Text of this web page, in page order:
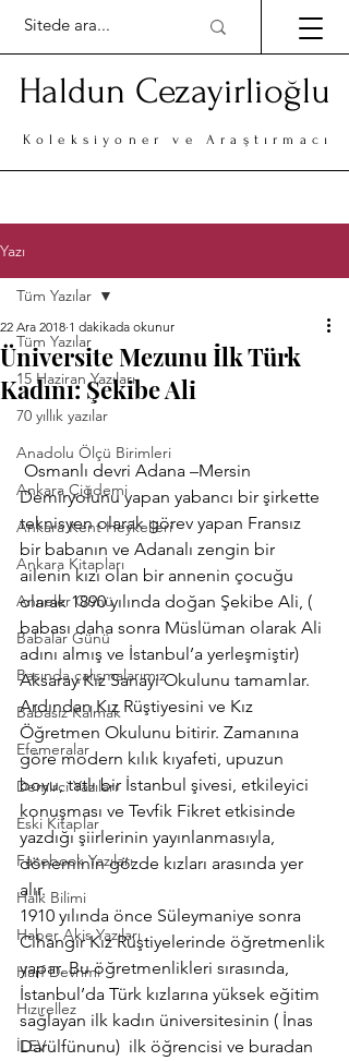
Haldun Cezayirlioğlu
Koleksiyoner ve Araştırmacı
Yazı
Tüm Yazılar
15 Haziran Yazıları
70 yıllık yazılar
Anadolu Ölçü Birimleri
Ankara Çiğdemi
Ankara Kent Heykelleri
Ankara Kitapları
Anneler Günü
Babalar Günü
Basında çalışmalarımız
Babasız Kalmak
Efemeralar
Demirci Yazıları
Eski Kitaplar
Facebook Yazıları
Halk Bilimi
Haber Akis Yazıları
Harf Devrimi
Hızırellez
İLEV
Tüm Yazılar
Üniversite Mezunu İlk Türk
Kadını: Şekibe Ali
22 Ara 2018 1 dakikada okunur
Demiryolunu yapan yabancı bir şirkette
teknisyen olarak görev yapan Fransız
bir babanın ve Adanalı zengin bir
ailenin kızı olan bir annenin çocuğu
olarak 1890 yılında doğan Şekibe Ali, (
babası daha sonra Müslüman olarak Ali
adını almış ve İstanbul’a yerleşmiştir)
Aksaray Kız Sanayi Okulunu tamamlar.
Ardından Kız Rüştiyesini ve Kız
Öğretmen Okulunu bitirir. Zamanına
göre modern kılık kıyafeti, upuzun
boyu, tatlı bir İstanbul şivesi, etkileyici
konuşması ve Tevfik Fikret etkisinde
yazdığı şiirlerinin yayınlanmasıyla,
döneminin gözde kızları arasında yer
alır.
1910 yılında önce Süleymaniye sonra
Cihangir Kız Rüştiyelerinde öğretmenlik
yapar. Bu öğretmenlikleri sırasında,
İstanbul’da Türk kızlarına yüksek eğitim
sağlayan ilk kadın üniversitesinin ( İnas
Darülfünunu)  ilk öğrencisi ve buradan